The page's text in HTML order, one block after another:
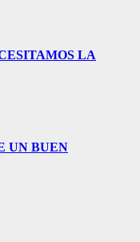
LA
UN BUEN